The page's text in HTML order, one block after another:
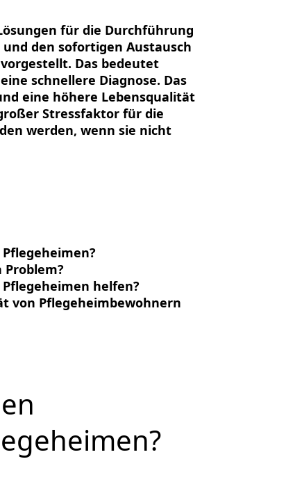
für die Durchführung
den sofortigen Austausch
Das bedeutet
schnellere Diagnose. Das
eine höhere Lebensqualität
Stressfaktor für die
werden, wenn sie nicht
helfen?
von Pflegeheimbewohnern